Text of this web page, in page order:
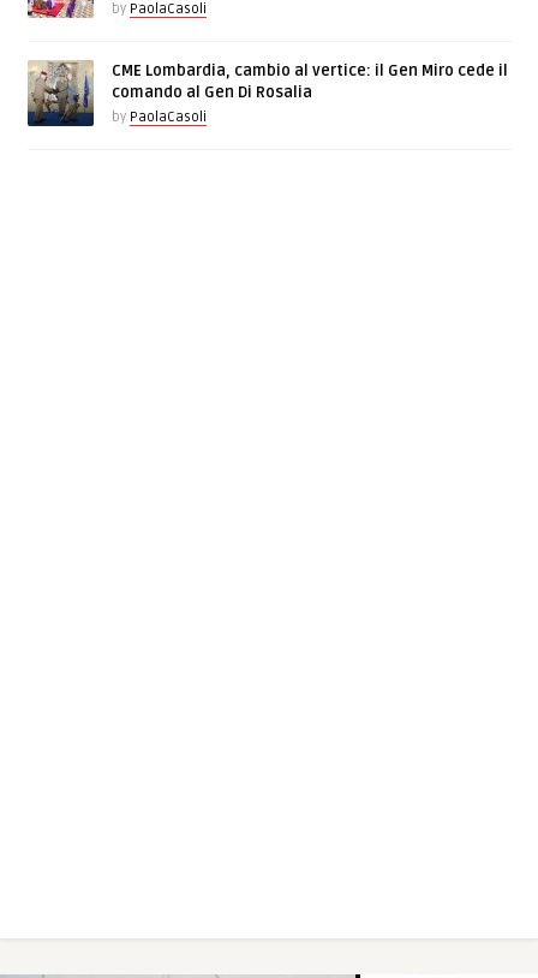
by PaolaCasoli
CME Lombardia, cambio al vertice: il Gen Miro cede il
comando al Gen Di Rosalia
by PaolaCasoli